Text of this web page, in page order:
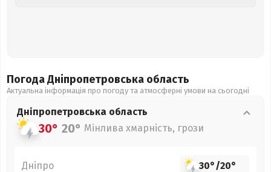
Погода Дніпропетровська область
Актуальна інформація про погоду та атмосферні умови на сьогодні
Дніпропетровська область
30° 20° Мінлива хмарність, грози
Дніпро 30°/20°